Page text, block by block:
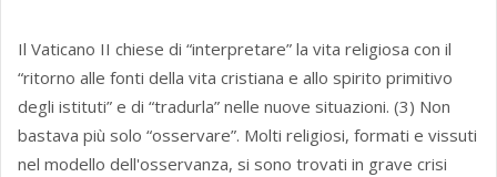
Il Vaticano II chiese di “interpretare” la vita religiosa con il
“ritorno alle fonti della vita cristiana e allo spirito primitivo
degli istituti” e di “tradurla” nelle nuove situazioni. (3) Non
bastava più solo “osservare”. Molti religiosi, formati e vissuti
nel modello dell'osservanza, si sono trovati in grave crisi